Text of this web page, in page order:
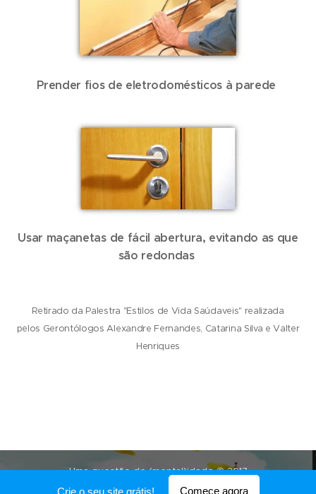
Prender fios de eletrodomésticos à parede
Usar maçanetas de fácil abertura, evitando as que
são redondas
Retirado da Palestra "Estilos de Vida Saúdaveis" realizada
pelos Gerontólogos Alexandre Fernandes, Catarina Silva e Valter
Henriques
Uma questão de (mental)idade © 2017
Desenvolvido por
Webnode
Crie o seu site grátis! Comece agora